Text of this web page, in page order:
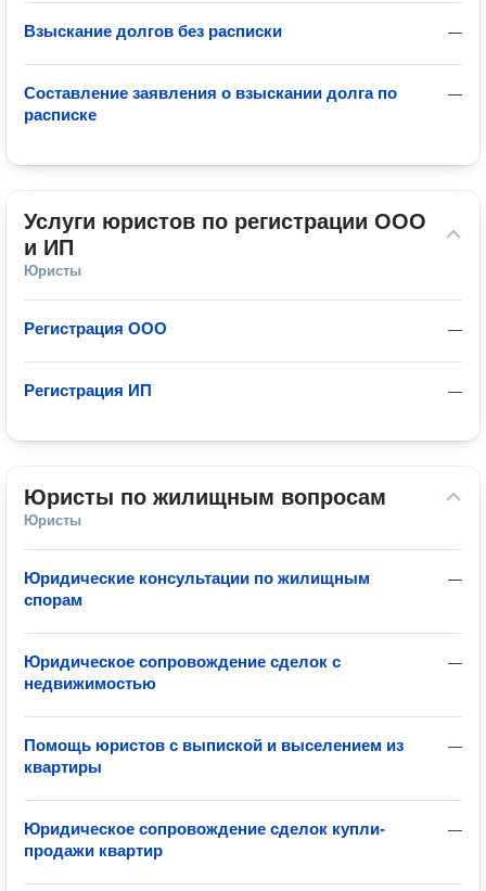
—
Взыскание долгов без расписки
—
Составление заявления о взыскании долга по
расписке
Услуги юристов по регистрации ООО
и ИП
Юристы
—
Регистрация ООО
—
Регистрация ИП
Юристы по жилищным вопросам
Юристы
—
Юридические консультации по жилищным
спорам
—
Юридическое сопровождение сделок с
недвижимостью
—
Помощь юристов с выпиской и выселением из
квартиры
—
Юридическое сопровождение сделок купли-
продажи квартир